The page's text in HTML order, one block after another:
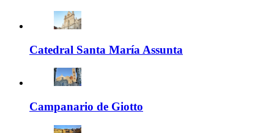
Catedral Santa María Assunta
Campanario de Giotto